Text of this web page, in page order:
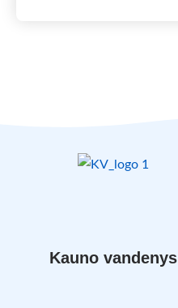
Kauno vandenys